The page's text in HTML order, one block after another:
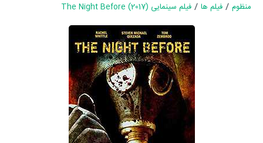
منظوم فیلم ها فیلم سینمایی The Night Before (2017)